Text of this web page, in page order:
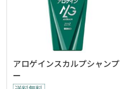
アロゲインスカルプシャンプ
ー